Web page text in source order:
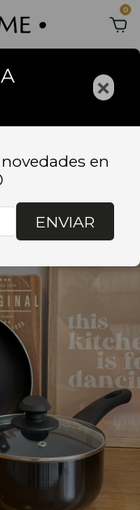
0
×
en
ENVIAR